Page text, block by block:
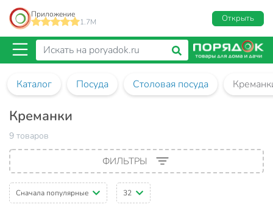
Приложение
1.7M
Открыть
Каталог Посуда Столовая посуда
Креманки
9 товаров
ФИЛЬТРЫ
Сначала популярные 32